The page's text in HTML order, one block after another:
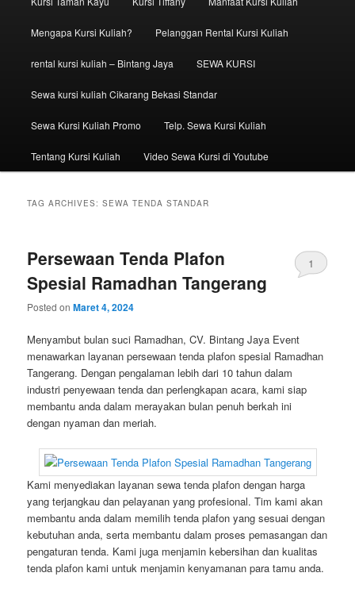
Mengapa Kursi Kuliah? Pelanggan Rental Kursi Kuliah
rental kursi kuliah – Bintang Jaya SEWA KURSI
Sewa kursi kuliah Cikarang Bekasi Standar
Sewa Kursi Kuliah Promo Telp. Sewa Kursi Kuliah
Tentang Kursi Kuliah Video Sewa Kursi di Youtube
TAG ARCHIVES:SEWA TENDA STANDAR
Persewaan Tenda Plafon
Spesial Ramadhan Tangerang
Posted onMaret 4, 2024
1
Menyambut bulan suci Ramadhan, CV. Bintang Jaya Event
menawarkan layanan persewaan tenda plafon spesial Ramadhan
Tangerang. Dengan pengalaman lebih dari 10 tahun dalam
industri penyewaan tenda dan perlengkapan acara, kami siap
membantu anda dalam merayakan bulan penuh berkah ini
dengan nyaman dan meriah.
Kami menyediakan layanan sewa tenda plafon dengan harga
yang terjangkau dan pelayanan yang profesional. Tim kami akan
membantu anda dalam memilih tenda plafon yang sesuai dengan
kebutuhan anda, serta membantu dalam proses pemasangan dan
pengaturan tenda. Kami juga menjamin kebersihan dan kualitas
tenda plafon kami untuk menjamin kenyamanan para tamu anda.